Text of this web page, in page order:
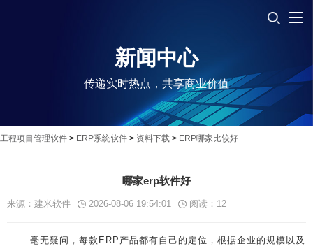
新闻中心
传递实时热点，共享商业价值
工程项目管理软件 > ERP系统软件 > 资料下载 > ERP哪家比较好
哪家erp软件好
来源：建米软件 2026-08-06 19:54:01 阅读： 12
毫无疑问，每款ERP产品都有自己的定位，根据企业的规模以及